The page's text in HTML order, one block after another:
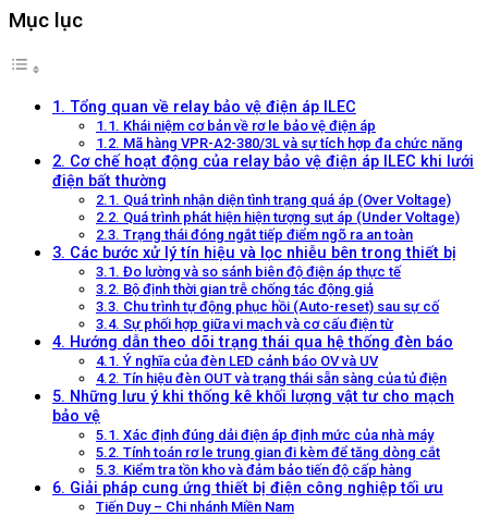
Mục lục
1. Tổng quan về relay bảo vệ điện áp ILEC
1.1. Khái niệm cơ bản về rơ le bảo vệ điện áp
1.2. Mã hàng VPR-A2-380/3L và sự tích hợp đa chức năng
2. Cơ chế hoạt động của relay bảo vệ điện áp ILEC khi lưới
điện bất thường
2.1. Quá trình nhận diện tình trạng quá áp (Over Voltage)
2.2. Quá trình phát hiện hiện tượng sụt áp (Under Voltage)
2.3. Trạng thái đóng ngắt tiếp điểm ngõ ra an toàn
3. Các bước xử lý tín hiệu và lọc nhiễu bên trong thiết bị
3.1. Đo lường và so sánh biên độ điện áp thực tế
3.2. Bộ định thời gian trễ chống tác động giả
3.3. Chu trình tự động phục hồi (Auto-reset) sau sự cố
3.4. Sự phối hợp giữa vi mạch và cơ cấu điện từ
4. Hướng dẫn theo dõi trạng thái qua hệ thống đèn báo
4.1. Ý nghĩa của đèn LED cảnh báo OV và UV
4.2. Tín hiệu đèn OUT và trạng thái sẵn sàng của tủ điện
5. Những lưu ý khi thống kê khối lượng vật tư cho mạch
bảo vệ
5.1. Xác định đúng dải điện áp định mức của nhà máy
5.2. Tính toán rơ le trung gian đi kèm để tăng dòng cắt
5.3. Kiểm tra tồn kho và đảm bảo tiến độ cấp hàng
6. Giải pháp cung ứng thiết bị điện công nghiệp tối ưu
Tiến Duy – Chi nhánh Miền Nam